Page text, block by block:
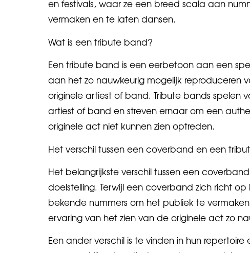
en festivals, waar ze een breed scala aan
vermaken en te laten dansen.
Wat is een tribute band?
Een tribute band is een eerbetoon aan een
aan het zo nauwkeurig mogelijk reproduceren
originele artiest of band. Tribute bands spelen
artiest of band en streven ernaar om een
originele act niet kunnen zien optreden.
Het verschil tussen een coverband en een
Het belangrijkste verschil tussen een
doelstelling. Terwijl een coverband zich richt
bekende nummers om het publiek te
ervaring van het zien van de originele act zo
Een ander verschil is te vinden in hun